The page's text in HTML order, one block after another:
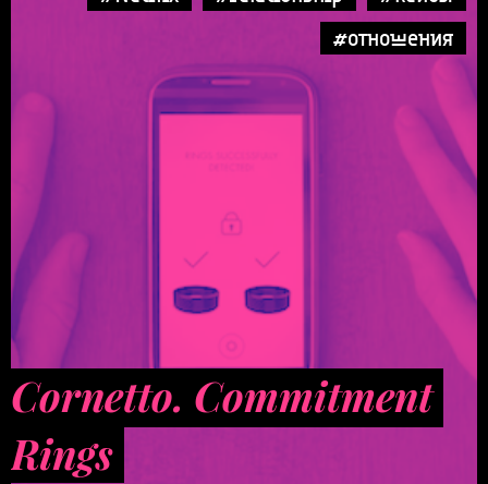
#отношения
Cornetto. Commitment
Rings